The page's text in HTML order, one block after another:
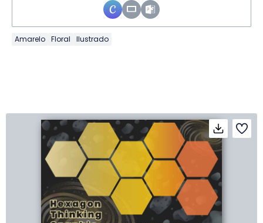
Amarelo Floral Ilustrado